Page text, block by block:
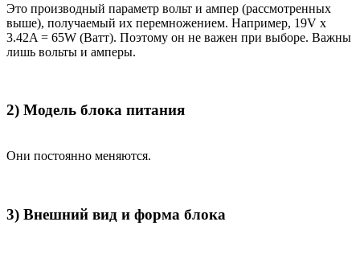
Это производный параметр вольт и ампер (рассмотренных
выше), получаемый их перемножением. Например, 19V x
3.42A = 65W (Ватт). Поэтому он не важен при выборе. Важны
лишь вольты и амперы.
2) Модель блока питания
Они постоянно меняются.
3) Внешний вид и форма блока